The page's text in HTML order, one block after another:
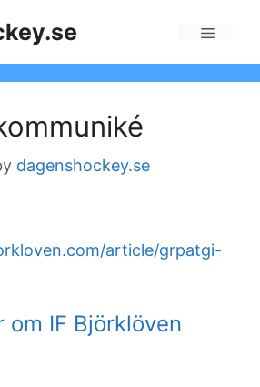
dagenshockey.se
article/grpatgi-
om IF Björklöven